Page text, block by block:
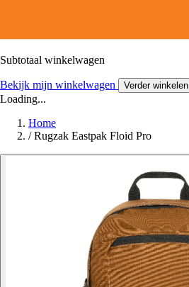
Subtotaal winkelwagen
Bekijk mijn winkelwagen Verder winkelen
Loading...
Home
/ Rugzak Eastpak Floid Pro